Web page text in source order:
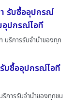
ำ รับซื้ออุปกรณ์
อุปกรณ์ไอที
บริการรับจำนำของทุก
บซื้ออุปกรณ์ไอที
การรับจำนำของทุกชน